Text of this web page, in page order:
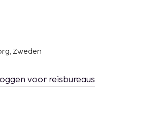
Zweden
voor reisbureaus